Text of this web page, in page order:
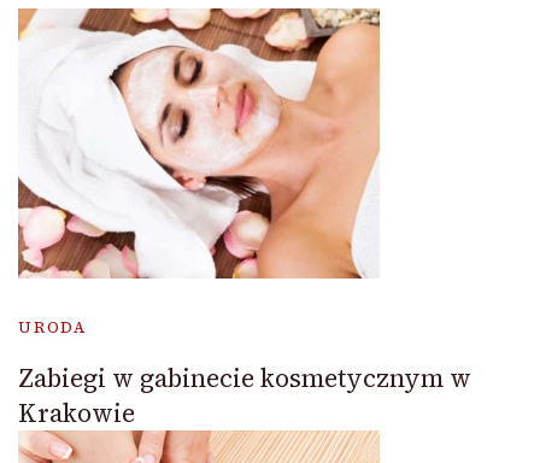
URODA
Zabiegi w gabinecie kosmetycznym w
Krakowie